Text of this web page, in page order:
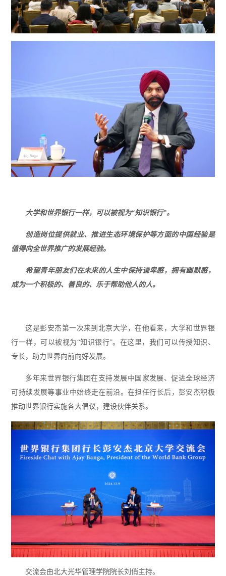
大学和世界银行一样，可以被视为“知识银行”。
创造岗位提供就业、推进生态环境保护等方面的中国经验是
值得向全世界推广的发展经验。
希望青年朋友们在未来的人生中保持谦卑感，拥有幽默感，
成为一个积极的、善良的、乐于帮助他人的人。
这是彭安杰第一次来到北京大学，在他看来，大学和世界银
行一样，可以被视为“知识银行”。在这里，我们可以传授知识、
专长，助力世界向前向好发展。
多年来世界银行集团在支持发展中国家发展、促进全球经济
可持续发展等事业中始终走在前沿。在担任行长后，彭安杰积极
推动世界银行实施各大倡议，建设伙伴关系。
交流会由北大光华管理学院院长刘俏主持。